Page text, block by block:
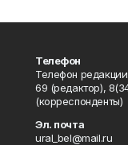
Телефон
Телефон
69 (редактор),
(корреспонденты)
Эл. почта
ural_bel@mail.ru